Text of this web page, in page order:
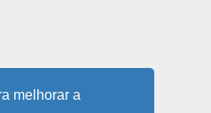
melhorar a